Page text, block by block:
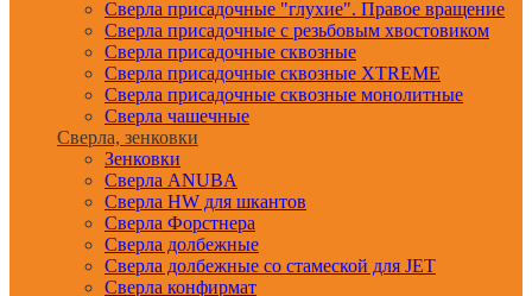
Сверла присадочные "глухие". Правое вращение
Сверла присадочные с резьбовым хвостовиком
Сверла присадочные сквозные
Сверла присадочные сквозные XTREME
Сверла присадочные сквозные монолитные
Сверла чашечные
Сверла, зенковки
Зенковки
Сверла ANUBA
Сверла HW для шкантов
Сверла Форстнера
Сверла долбежные
Сверла долбежные со стамеской для JET
Сверла конфирмат